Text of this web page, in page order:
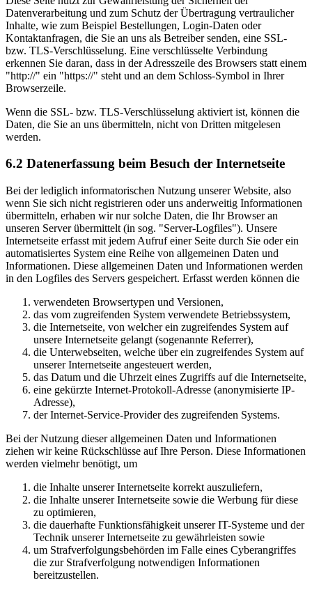
Datenverarbeitung und zum Schutz der Übertragung vertraulicher
Inhalte, wie zum Beispiel Bestellungen, Login-Daten oder
Kontaktanfragen, die Sie an uns als Betreiber senden, eine SSL-
bzw. TLS-Verschlüsselung. Eine verschlüsselte Verbindung
erkennen Sie daran, dass in der Adresszeile des Browsers statt einem
"http://" ein "https://" steht und an dem Schloss-Symbol in Ihrer
Browserzeile.
Wenn die SSL- bzw. TLS-Verschlüsselung aktiviert ist, können die
Daten, die Sie an uns übermitteln, nicht von Dritten mitgelesen
werden.
6.2 Datenerfassung beim Besuch der Internetseite
Bei der lediglich informatorischen Nutzung unserer Website, also
wenn Sie sich nicht registrieren oder uns anderweitig Informationen
übermitteln, erhaben wir nur solche Daten, die Ihr Browser an
unseren Server übermittelt (in sog. "Server-Logfiles"). Unsere
Internetseite erfasst mit jedem Aufruf einer Seite durch Sie oder ein
automatisiertes System eine Reihe von allgemeinen Daten und
Informationen. Diese allgemeinen Daten und Informationen werden
in den Logfiles des Servers gespeichert. Erfasst werden können die
verwendeten Browsertypen und Versionen,
das vom zugreifenden System verwendete Betriebssystem,
die Internetseite, von welcher ein zugreifendes System auf
unsere Internetseite gelangt (sogenannte Referrer),
die Unterwebseiten, welche über ein zugreifendes System auf
unserer Internetseite angesteuert werden,
das Datum und die Uhrzeit eines Zugriffs auf die Internetseite,
eine gekürzte Internet-Protokoll-Adresse (anonymisierte IP-
Adresse),
der Internet-Service-Provider des zugreifenden Systems.
Bei der Nutzung dieser allgemeinen Daten und Informationen
ziehen wir keine Rückschlüsse auf Ihre Person. Diese Informationen
werden vielmehr benötigt, um
die Inhalte unserer Internetseite korrekt auszuliefern,
die Inhalte unserer Internetseite sowie die Werbung für diese
zu optimieren,
die dauerhafte Funktionsfähigkeit unserer IT-Systeme und der
Technik unserer Internetseite zu gewährleisten sowie
um Strafverfolgungsbehörden im Falle eines Cyberangriffes
die zur Strafverfolgung notwendigen Informationen
bereitzustellen.